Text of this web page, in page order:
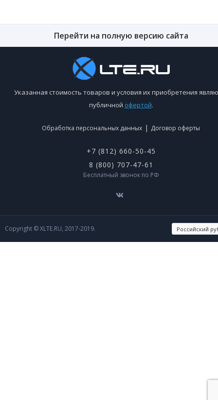
Перейти на полную версию сайта
Указанная стоимость товаров и условия их приобретения
публичной офертой.
Обработка персональных данных | Договор оферты
+7 (812) 660-50-45
8 (800) 707-47-61
Бесплатный звонок по РФ
Copyright © XLTE.RU, 2017-2019.